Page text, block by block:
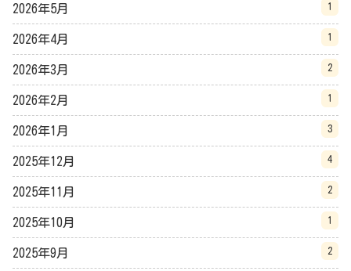
2026年5月 1
2026年4月 1
2026年3月 2
2026年2月 1
2026年1月 3
2025年12月 4
2025年11月 2
2025年10月 1
2025年9月 2